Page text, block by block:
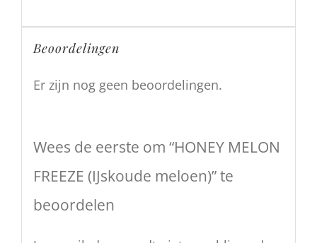
Beoordelingen
Er zijn nog geen beoordelingen.
Wees de eerste om “HONEY MELON
FREEZE (IJskoude meloen)” te
beoordelen